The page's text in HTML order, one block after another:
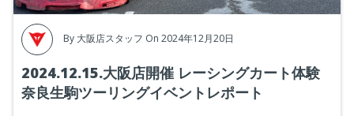
By 大阪店スタッフ On 2024年12月20日
2024.12.15.大阪店開催 レーシングカート体験
奈良生駒ツーリングイベントレポート